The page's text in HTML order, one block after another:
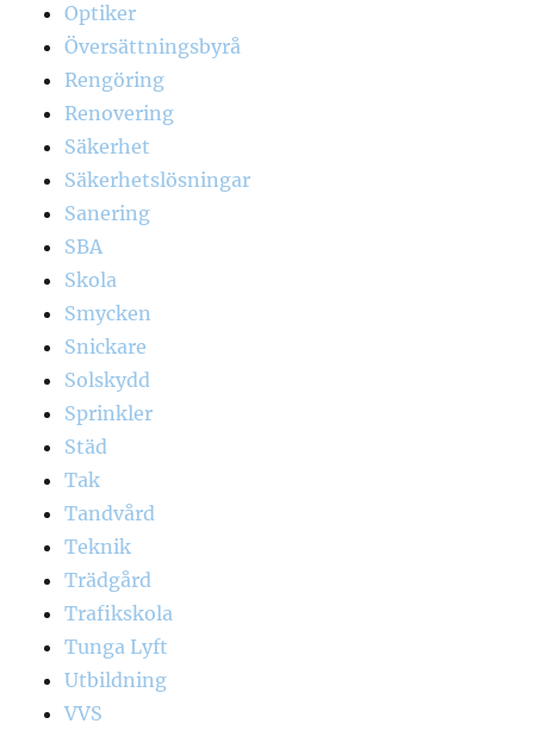
Optiker
Översättningsbyrå
Rengöring
Renovering
Säkerhet
Säkerhetslösningar
Sanering
SBA
Skola
Smycken
Snickare
Solskydd
Sprinkler
Städ
Tak
Tandvård
Teknik
Trädgård
Trafikskola
Tunga Lyft
Utbildning
VVS